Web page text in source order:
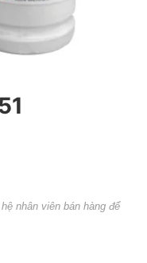
nhân viên bán hàng để